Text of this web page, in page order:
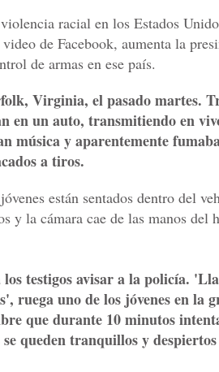
racial en los Estados
de Facebook, aumenta la
de armas en ese país.
Virginia, el pasado martes.
en un auto, transmitiendo en
música y aparentemente
a tiros.
están sentados dentro del
y la cámara cae de las manos del
testigos avisar a la policía.
ruega uno de los jóvenes en la
que durante 10 minutos
queden tranquillos y